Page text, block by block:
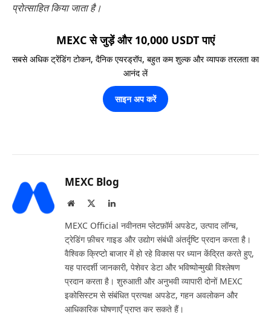
प्रोत्साहित किया जाता है।
MEXC से जुड़ें और 10,000 USDT पाएं
सबसे अधिक ट्रेंडिंग टोकन, दैनिक एयरड्रॉप, बहुत कम शुल्क और व्यापक तरलता का
आनंद लें
साइन अप करें
MEXC Blog
Website LinkedIn
MEXC Official नवीनतम प्लेटफ़ॉर्म अपडेट, उत्पाद लॉन्च,
ट्रेडिंग फ़ीचर गाइड और उद्योग संबंधी अंतर्दृष्टि प्रदान करता है।
वैश्विक क्रिप्टो बाजार में हो रहे विकास पर ध्यान केंद्रित करते हुए,
यह पारदर्शी जानकारी, पेशेवर डेटा और भविष्योन्मुखी विश्लेषण
प्रदान करता है। शुरुआती और अनुभवी व्यापारी दोनों MEXC
इकोसिस्टम से संबंधित प्रत्यक्ष अपडेट, गहन अवलोकन और
आधिकारिक घोषणाएँ प्राप्त कर सकते हैं।